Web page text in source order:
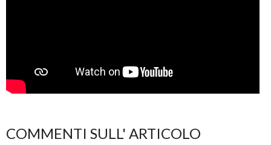
COMMENTI SULL' ARTICOLO